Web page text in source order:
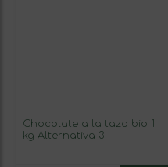
Chocolate a la taza bio 1
kg Alternativa 3